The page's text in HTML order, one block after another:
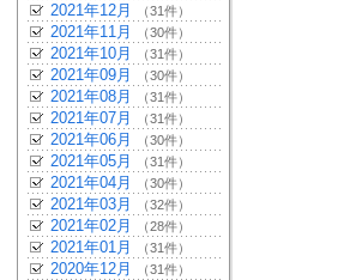
2021年12月 （31件）
2021年11月 （30件）
2021年10月 （31件）
2021年09月 （30件）
2021年08月 （31件）
2021年07月 （31件）
2021年06月 （30件）
2021年05月 （31件）
2021年04月 （30件）
2021年03月 （32件）
2021年02月 （28件）
2021年01月 （31件）
2020年12月 （31件）